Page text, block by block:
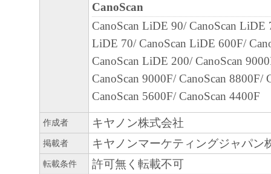
CanoScan
CanoScan LiDE 90/ CanoScan LiDE
LiDE 70/ CanoScan LiDE 600F/
CanoScan LiDE 200/ CanoScan
CanoScan 9000F/ CanoScan 8800F/
CanoScan 5600F/ CanoScan 4400F
作成者 キヤノン株式会社
掲載者 キヤノンマーケティングジャパン
転載条件 許可無く転載不可